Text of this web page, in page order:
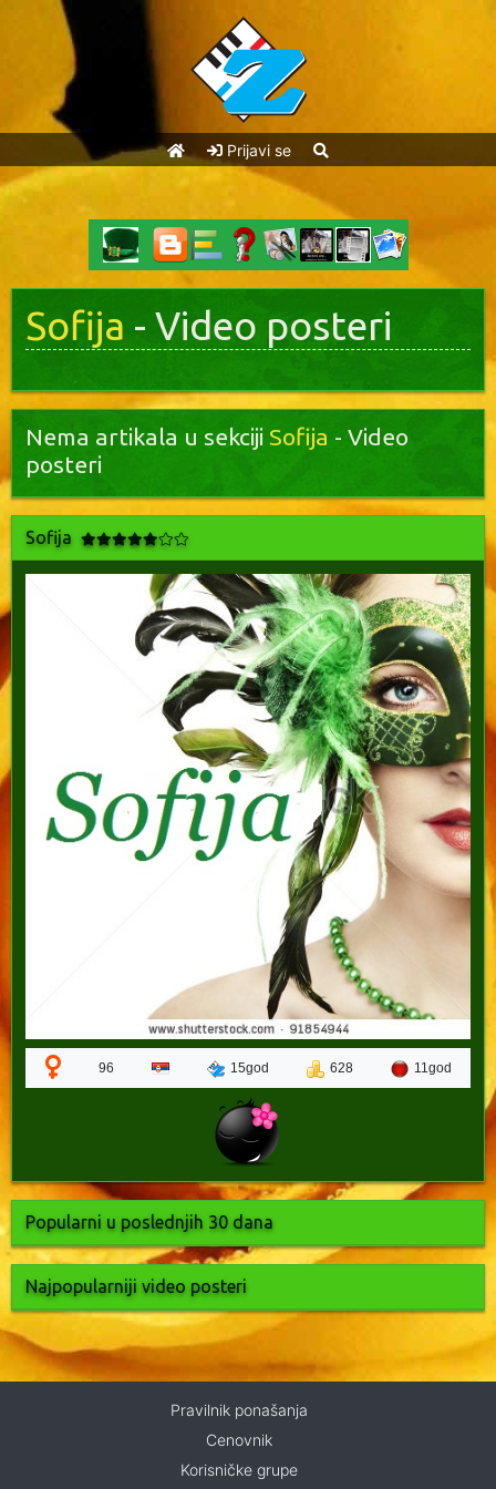
Prijavi se
Sofija - Video posteri
Nema artikala u sekciji Sofija - Video
posteri
Sofija
96 15god 628 11god
Popularni u poslednjih 30 dana
Najpopularniji video posteri
Pravilnik ponašanja
Cenovnik
Korisničke grupe